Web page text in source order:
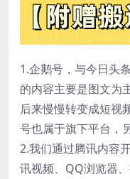
1.企鹅号，与今日头
的内容主要是图文为
后来慢慢转变成短视
号也属于旗下平台，
2.我们通过腾讯内容
讯视频、QQ浏览器